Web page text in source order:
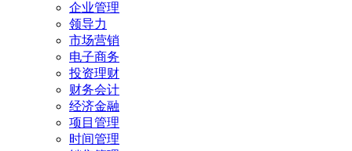
企业管理
领导力
市场营销
电子商务
投资理财
财务会计
经济金融
项目管理
时间管理